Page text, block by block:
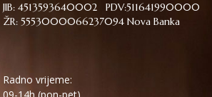
JIB: 4513593640002 PDV:511641990000
ŽR: 5553000066237094 Nova Banka
Radno vrijeme: